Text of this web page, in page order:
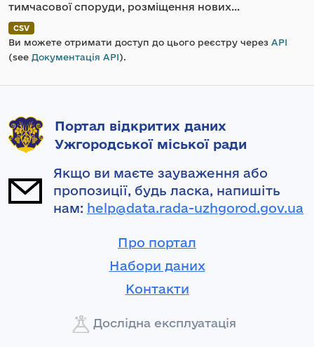
тимчасової споруди, розміщення нових...
CSV
Ви можете отримати доступ до цього реєстру через API
(see Документація API).
Портал відкритих даних
Ужгородської міської ради
Якщо ви маєте зауваження або
пропозиції, будь ласка, напишіть
нам: help@data.rada-uzhgorod.gov.ua
Про портал
Набори даних
Контакти
Дослідна експлуатація